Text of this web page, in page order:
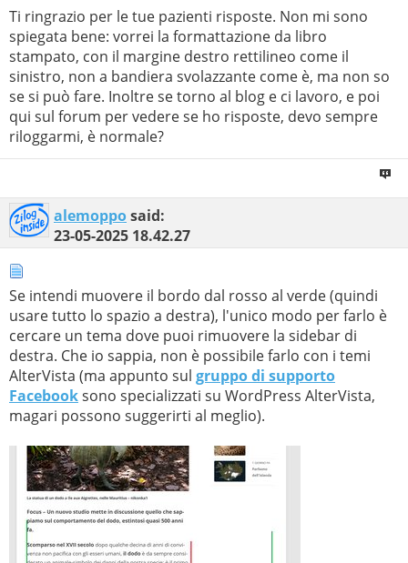
Ti ringrazio per le tue pazienti risposte. Non mi sono
spiegata bene: vorrei la formattazione da libro
stampato, con il margine destro rettilineo come il
sinistro, non a bandiera svolazzante come è, ma non so
se si può fare. Inoltre se torno al blog e ci lavoro, e poi
qui sul forum per vedere se ho risposte, devo sempre
riloggarmi, è normale?
alemopposaid:
23-05-2025 18.42.27
Se intendi muovere il bordo dal rosso al verde (quindi
usare tutto lo spazio a destra), l'unico modo per farlo è
cercare un tema dove puoi rimuovere la sidebar di
destra. Che io sappia, non è possibile farlo con i temi
AlterVista (ma appunto sul gruppo di supporto
Facebooksono specializzati su WordPress AlterVista,
magari possono suggerirti al meglio).